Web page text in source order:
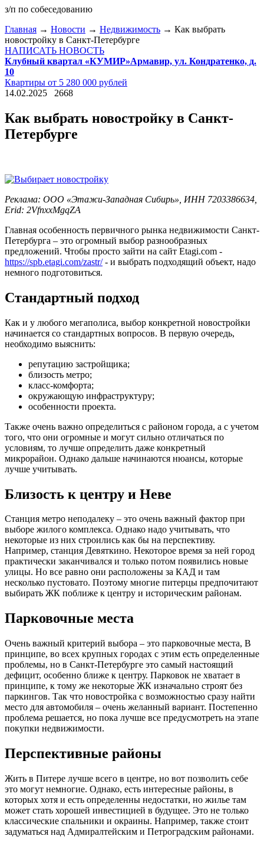
з/п по собеседованию
Главная → Новости → Недвижимость → Как выбрать
новостройку в Санкт-Петербурге
НАПИСАТЬ НОВОСТЬ
Клубный квартал «КУМИР»Армавир, ул. Кондратенко, д.
10
Квартиры от 5 280 000 рублей
14.02.2025
2668
Как выбрать новостройку в Санкт-
Петербурге
Реклама: ООО «Этажи-Западная Сибирь», ИНН 7203386634,
Erid: 2VfnxxMgqZA
Главная особенность первичного рынка недвижимости Санкт-
Петербурга – это огромный выбор разнообразных
предложений. Чтобы просто зайти на сайт Etagi.com -
https://spb.etagi.com/zastr/- и выбрать подходящий объект, надо
немного подготовиться.
Стандартный подход
Как и у любого мегаполиса, выбор конкретной новостройки
начинается со стандартных вопросов. В первую очередь,
необходимо выяснить:
репутацию застройщика;
близость метро;
класс-комфорта;
окружающую инфраструктуру;
особенности проекта.
Также очень важно определиться с районом города, а с учетом
того, что они огромные и могут сильно отличаться по
условиям, то лучше определить даже конкретный
микрорайон. Однако дальше начинаются нюансы, которые
лучше учитывать.
Близость к центру и Неве
Станция метро неподалеку – это очень важный фактор при
выборе жилого комплекса. Однако надо учитывать, что
некоторые из них строились как бы на перспективу.
Например, станция Девяткино. Некоторое время за ней город
практически заканчивался и только потом появились новые
улицы. Но все равно они расположены за КАД и там
несколько пустовато. Поэтому многие питерцы предпочитают
выбирать ЖК поближе к центру и историческим районам.
Парковочные места
Очень важный критерий выбора – это парковочные места, В
принципе, во всех крупных городах с этим есть определенные
проблемы, но в Санкт-Петербурге это самый настоящий
дефицит, особенно ближе к центру. Парковок не хватает в
принципе, к тому же некоторые ЖК изначально строят без
паркингов. Так что новостройка с возможностью сразу найти
место для автомобиля – очень желанный вариант. Постепенно
проблема решается, но пока лучше все предусмотреть на этапе
покупки недвижимости.
Перспективные районы
Жить в Питере лучше всего в центре, но вот позволить себе
это могут немногие. Однако, есть интересные районы, в
которых хотя и есть определенны недостатки, но жилье там
может стать хорошей инвестицией в будущее. Это не только
классические спальники и окраины. Например, также стоит
задуматься над Адмиралтейским и Петроградским районами.